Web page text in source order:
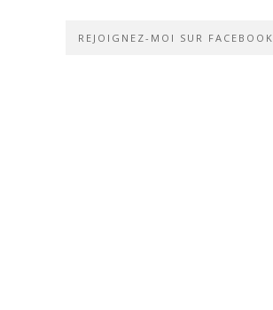
REJOIGNEZ-MOI SUR FACEBOOK